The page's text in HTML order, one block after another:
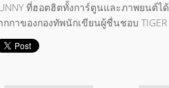
ที่ฮอตฮิตทั้งการ์ตูนและภาพยนต์ไ
กกาของกองทัพนักเขียนผู้ชื่นชอบ